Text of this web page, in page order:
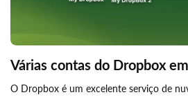
Várias contas do Dropbox
O Dropbox é um excelente serviço de